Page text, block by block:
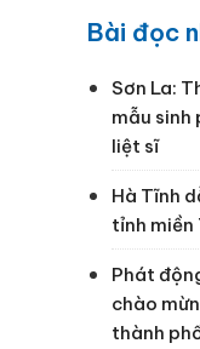
Bài đọc
Sơn La:
mẫu sinh
liệt sĩ
Hà Tĩnh
tỉnh miền
Phát
chào
thành